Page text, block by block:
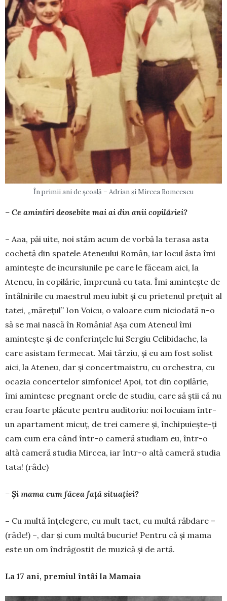
În primii ani de şcoală – Adrian şi Mircea Romcescu
– Ce amintiri deosebite mai ai din anii co­pi­lăriei?
– Aaa, păi uite, noi stăm acum de vorbă la terasa asta
cochetă din spatele Ateneului Român, iar locul ăsta îmi
aminteşte de incursiunile pe care le făceam aici, la
Ateneu, în copilărie, împreună cu tata. Îmi aminteşte de
întâlnirile cu maestrul meu iubit şi cu prietenul preţuit al
tatei, „măreţul” Ion Voicu, o va­loare cum niciodată n-o
să se mai nască în România! Aşa cum Ateneul îmi
aminteşte şi de conferinţele lui Sergiu Celibidache, la
care asistam fermecat. Mai târziu, şi eu am fost solist
aici, la Ateneu, dar şi concertmaistru, cu orchestra, cu
ocazia con­cer­telor simfonice! Apoi, tot din copilărie,
îmi amintesc pregnant orele de studiu, care să ştii că nu
erau foarte plăcute pentru auditoriu: noi locuiam într-
un apartament micuţ, de trei camere şi, închipuieşte-ţi
cam cum era când într-o cameră studiam eu, într-o
altă cameră stu­dia Mircea, iar în­tr-o altă cameră studia
tata! (râde)
– Şi mama cum făcea faţă situaţiei?
– Cu multă înţe­le­gere, cu mult tact, cu multă răbdare –
(râ­de!) –, dar şi cum mul­tă bucurie! Pentru că şi mama
este un om în­drăgostit de muzică şi de artă.
La 17 ani, premiul întâi la Mamaia